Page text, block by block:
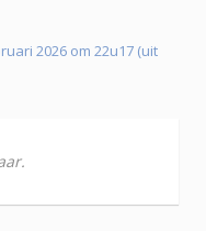
2026 om 22u17 (uit